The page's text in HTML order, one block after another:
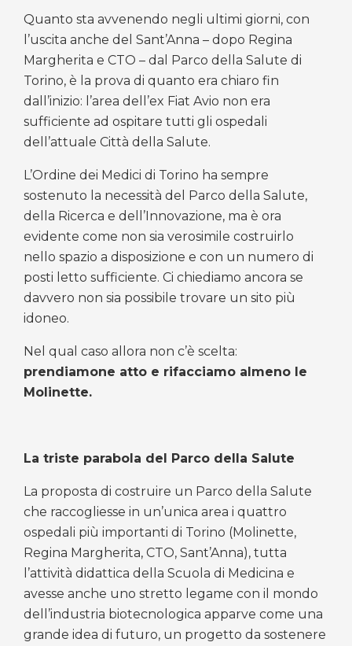
Quanto sta avvenendo negli ultimi giorni, con
l’uscita anche del Sant’Anna – dopo Regina
Margherita e CTO – dal Parco della Salute di
Torino, è la prova di quanto era chiaro fin
dall’inizio: l’area dell’ex Fiat Avio non era
sufficiente ad ospitare tutti gli ospedali
dell’attuale Città della Salute.
L’Ordine dei Medici di Torino ha sempre
sostenuto la necessità del Parco della Salute,
della Ricerca e dell’Innovazione, ma è ora
evidente come non sia verosimile costruirlo
nello spazio a disposizione e con un numero di
posti letto sufficiente. Ci chiediamo ancora se
davvero non sia possibile trovare un sito più
idoneo.
Nel qual caso allora non c’è scelta:
prendiamone atto e rifacciamo almeno le
Molinette.
La triste parabola del Parco della Salute
La proposta di costruire un Parco della Salute
che raccogliesse in un’unica area i quattro
ospedali più importanti di Torino (Molinette,
Regina Margherita, CTO, Sant’Anna), tutta
l’attività didattica della Scuola di Medicina e
avesse anche uno stretto legame con il mondo
dell’industria biotecnologica apparve come una
grande idea di futuro, un progetto da sostenere